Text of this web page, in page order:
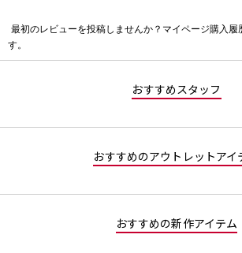
評
価
最初のレビューを投稿しませんか？マイページ購入履
す。
おすすめスタッフ
おすすめのアウトレットアイ
おすすめの新作アイテム